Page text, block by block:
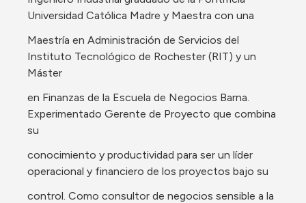
Universidad Católica Madre y Maestra con una
Maestría en Administración de Servicios del
Instituto Tecnológico de Rochester (RIT) y un
Máster
en Finanzas de la Escuela de Negocios Barna.
Experimentado Gerente de Proyecto que combina
su
conocimiento y productividad para ser un líder
operacional y financiero de los proyectos bajo su
control. Como consultor de negocios sensible a la